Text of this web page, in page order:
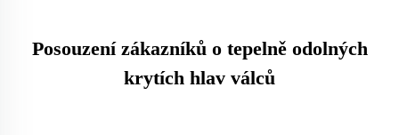
Posouzení zákazníků o tepelně odolných
krytích hlav válců